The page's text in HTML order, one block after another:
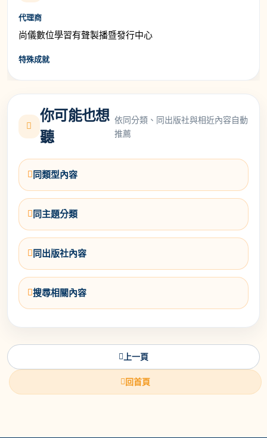
代理商
尚儀數位學習有聲製播暨發行中心
特殊成就
你可能也想
聽
依同分類、同出版社與相近內容自動
推薦
同類型內容
同主題分類
同出版社內容
搜尋相關內容
上一頁
回首頁